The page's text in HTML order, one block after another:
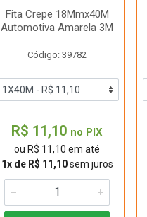
Fita Crepe 18Mmx40M
Automotiva Amarela 3M
Código: 39782
R$ 11,10 no PIX
ou R$ 11,10 em até
1x de R$ 11,10sem juros